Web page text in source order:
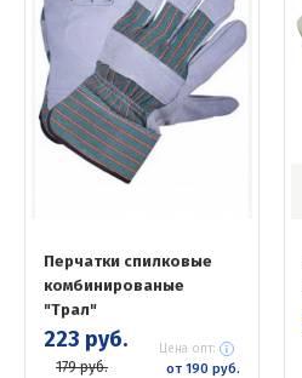
Перчатки спилковые
комбинированые
"Трал"
223 руб.
179 руб.
Цена опт:
от 190 руб.